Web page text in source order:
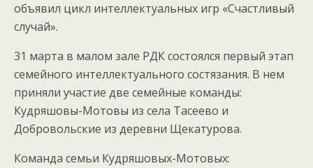
объявил цикл интеллектуальных игр «Счастливый
случай».
31 марта в малом зале РДК состоялся первый этап
семейного интеллектуального состязания. В нем
приняли участие две семейные команды:
Кудряшовы-Мотовы из села Тасеево и
Добровольские из деревни Щекатурова.
Команда семьи Кудряшовых-Мотовых: